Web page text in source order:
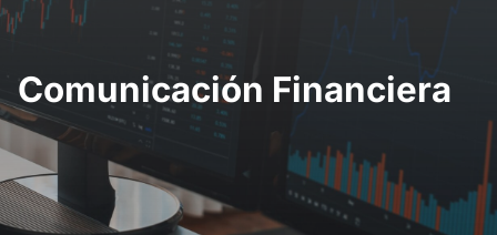
Comunicación Financiera